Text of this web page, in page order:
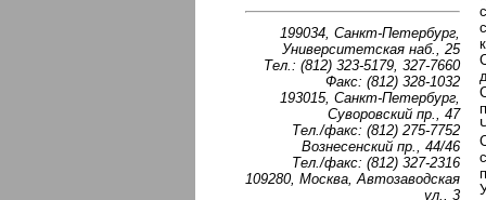
199034, Санкт-Петербург,
Университетская наб., 25
Тел.: (812) 323-5179, 327-7660
Факс: (812) 328-1032
193015, Санкт-Петербург,
Суворовский пр., 47
Тел./факс: (812) 275-7752
Вознесенский пр., 44/46
Тел./факс: (812) 327-2316
109280, Москва, Автозаводская
ул., 3